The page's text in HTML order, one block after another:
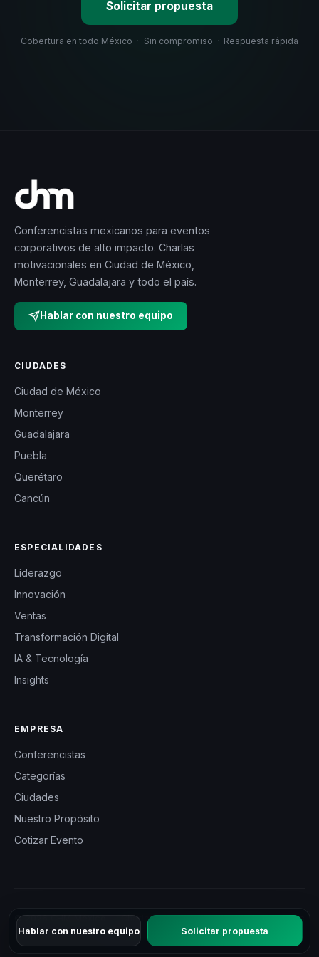
Solicitar propuesta
Cobertura en todo México · Sin compromiso · Respuesta rápida
Hablar con nuestro equipo Solicitar propuesta
Conferencistas mexicanos para eventos
corporativos de alto impacto. Charlas
motivacionales en Ciudad de México,
Monterrey, Guadalajara y todo el país.
Hablar con nuestro equipo
CIUDADES
Ciudad de México
Monterrey
Guadalajara
Puebla
Querétaro
Cancún
ESPECIALIDADES
Liderazgo
Innovación
Ventas
Transformación Digital
IA & Tecnología
Insights
EMPRESA
Conferencistas
Categorías
Ciudades
Nuestro Propósito
Cotizar Evento
© 2026 CHM México — Charlas Motivacionales en México. Todos
los derechos reservados.